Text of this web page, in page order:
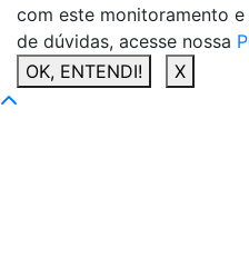
com este monitoramento
de dúvidas, acesse nossa
OK, ENTENDI!
X